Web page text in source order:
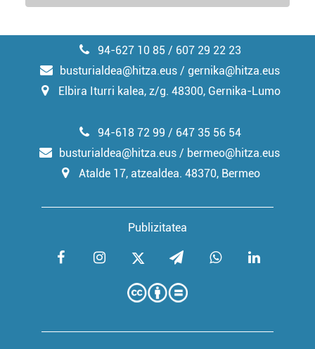
94-627 10 85 / 607 29 22 23
busturialdea@hitza.eus / gernika@hitza.eus
Elbira Iturri kalea, z/g. 48300, Gernika-Lumo
Publizitatea
94-618 72 99 / 647 35 56 54
busturialdea@hitza.eus / bermeo@hitza.eus
Atalde 17, atzealdea. 48370, Bermeo